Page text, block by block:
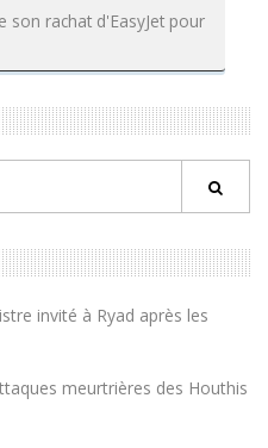
son rachat d'EasyJet pour
invité à Ryad après les
meurtrières des Houthis